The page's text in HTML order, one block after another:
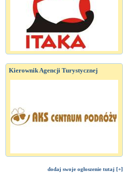
Kierownik Agencji Turystycznej
dodaj swoje ogłoszenie tutaj [+]